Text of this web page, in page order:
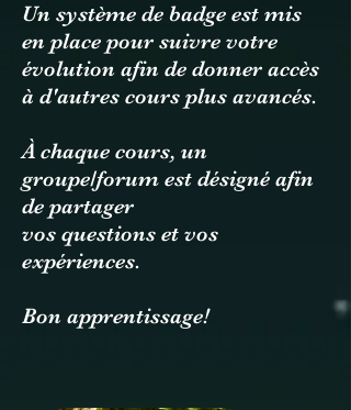
Un système de badge est mis
en place pour suivre votre
évolution afin de donner accès
à d'autres cours plus avancés.
À chaque cours, un
groupe/forum est désigné afin
de partager
vos questions et vos
expériences.
Bon apprentissage!